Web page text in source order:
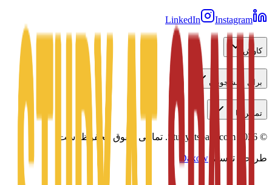
LinkedIn Instagram
کاوش
برای دانشجویان
تماس با ما
©
2026 تمامی حقوق محفوظ است.
طراحی توسط Daxow